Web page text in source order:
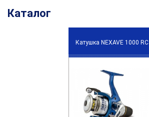
Каталог
Катушка NEXAVE 1000 RC